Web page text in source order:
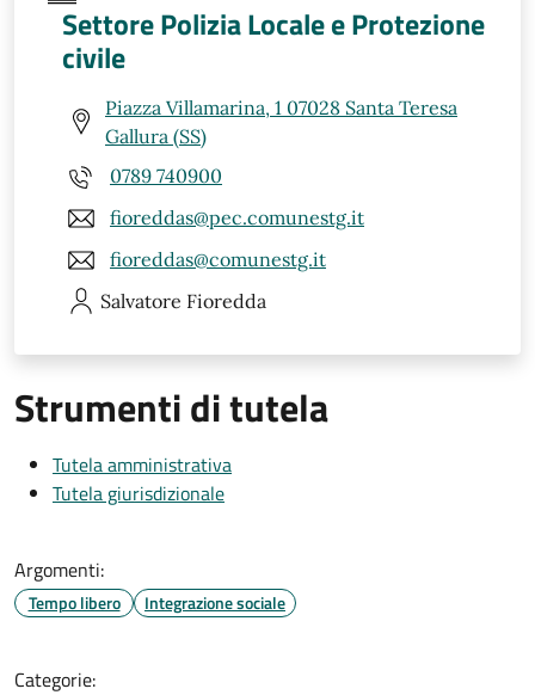
Settore Polizia Locale e Protezione
civile
Piazza Villamarina, 1 07028 Santa Teresa
Gallura (SS)
0789 740900
fioreddas@pec.comunestg.it
fioreddas@comunestg.it
Salvatore Fioredda
Strumenti di tutela
Tutela amministrativa
Tutela giurisdizionale
Argomenti:
Tempo libero Integrazione sociale
Categorie: